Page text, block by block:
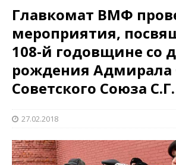
Главкомат ВМФ
мероприятия,
108-й годовщине со
рождения Адмирала
Советского Союза
27.02.2018